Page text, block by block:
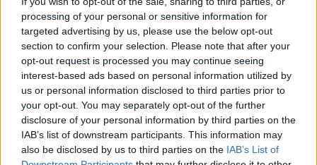
processing of your personal or sensitive information for
targeted advertising by us, please use the below opt-out
section to confirm your selection. Please note that after your
opt-out request is processed you may continue seeing
interest-based ads based on personal information utilized by
us or personal information disclosed to third parties prior to
your opt-out. You may separately opt-out of the further
disclosure of your personal information by third parties on the
IAB’s list of downstream participants. This information may
also be disclosed by us to third parties on the IAB’s List of
20 de rețete de salate de vară fără prelucrare termică
06.08.2026